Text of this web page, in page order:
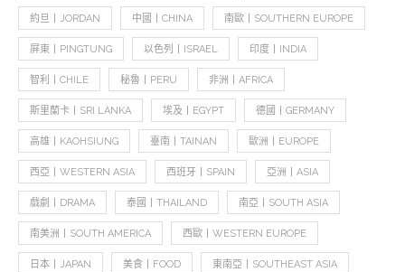
約旦丨JORDAN 中國丨CHINA 南歐丨SOUTHERN EUROPE
屏東丨PINGTUNG 以色列丨ISRAEL 印度丨INDIA
智利丨CHILE 秘魯丨PERU 非洲丨AFRICA
斯里蘭卡丨SRI LANKA 埃及丨EGYPT 德國丨GERMANY
高雄丨KAOHSIUNG 臺南丨TAINAN 歐洲丨EUROPE
西亞丨WESTERN ASIA 西班牙丨SPAIN 亞洲丨ASIA
戲劇丨DRAMA 泰國丨THAILAND 南亞丨SOUTH ASIA
南美洲丨SOUTH AMERICA 西歐丨WESTERN EUROPE
日本丨JAPAN 美食丨FOOD 東南亞丨SOUTHEAST ASIA